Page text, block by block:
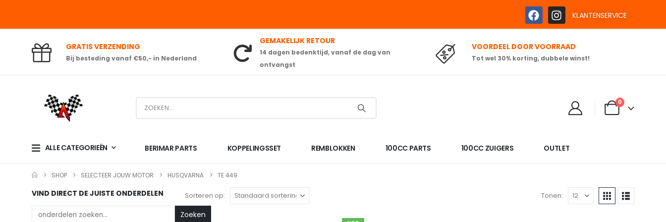
KLANTENSERVICE
GRATIS VERZENDING
Bij besteding vanaf €50,- in Nederland
GEMAKELIJK RETOUR
14 dagen bedenktijd, vanaf de dag van
ontvangst
VOORDEEL DOOR VOORRAAD
Tot wel 30% korting, dubbele winst!
0
ALLE CATEGORIEËN BERIMAR PARTS KOPPELINGSSET REMBLOKKEN 100CC PARTS 100CC ZUIGERS OUTLET
SHOP SELECTEER JOUW MOTOR HUSQVARNA TE 449
Sorteren op: Tonen:
VIND DIRECT DE JUISTE ONDERDELEN
Zoeken